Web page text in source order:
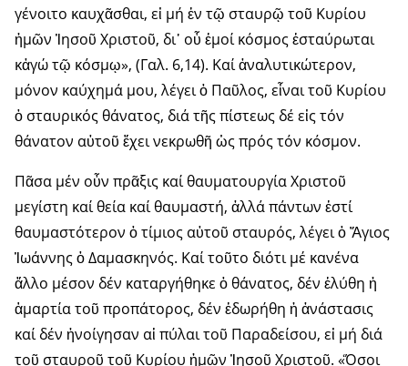
γένοιτο καυχᾶσθαι, εἰ μή ἐν τῷ σταυρῷ τοῦ Κυρίου
ἡμῶν Ἰησοῦ Χριστοῦ, δι᾽ οὗ ἐμοί κόσμος ἐσταύρωται
κἀγώ τῷ κόσμῳ», (Γαλ. 6,14). Καί ἀναλυτικώτερον,
μόνον καύχημά μου, λέγει ὁ Παῦλος, εἶναι τοῦ Κυρίου
ὁ σταυρικός θάνατος, διά τῆς πίστεως δέ εἰς τόν
θάνατον αὐτοῦ ἔχει νεκρωθῆ ὡς πρός τόν κόσμον.
Πᾶσα μέν οὖν πρᾶξις καί θαυματουργία Χριστοῦ
μεγίστη καί θεία καί θαυμαστή, ἀλλά πάντων ἐστί
θαυμαστότερον ὁ τίμιος αὐτοῦ σταυρός, λέγει ὁ Ἅγιος
Ἰωάννης ὁ Δαμασκηνός. Καί τοῦτο διότι μέ κανένα
ἄλλο μέσον δέν καταργήθηκε ὁ θάνατος, δέν ἐλύθη ἡ
ἁμαρτία τοῦ προπάτορος, δέν ἐδωρήθη ἡ ἀνάστασις
καί δέν ἠνοίγησαν αἱ πύλαι τοῦ Παραδείσου, εἰ μή διά
τοῦ σταυροῦ τοῦ Κυρίου ἡμῶν Ἰησοῦ Χριστοῦ. «Ὅσοι